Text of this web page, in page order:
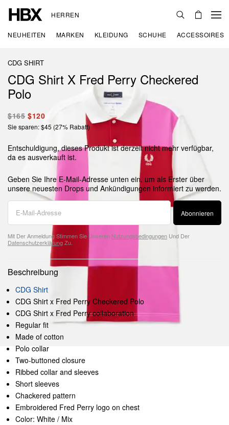
HERREN
NEUHEITEN MARKEN KLEIDUNG SCHUHE ACCESSOIRES
CDG SHIRT
CDG Shirt X Fred Perry Checkered
Polo
$165 $120
Sie sparen: $45 (27% Rabatt)
Entschuldigung, dieses Produkt ist derzeit nicht mehr verfügbar,
da es ausverkauft ist.
Geben Sie Ihre E-Mail-Adresse unten ein, um als Erster über
unsere neuesten Drops und Ankündigungen informiert zu werden.
Abonnieren
Mit Der Anmeldung Stimmen Sie Unseren Nutzungsbedingungen Und Der
DatenschutzerklärungZu.
Beschreibung
CDG Shirt
CDG Shirt x Fred Perry Checkered Polo
CDG Shirt x Fred Perry collaboration
Regular fit
Made of cotton
Polo collar
Two-buttoned closure
Ribbed collar and sleeves
Short sleeves
Chackered pattern
Embroidered Fred Perry logo on chest
Color: White / Mix